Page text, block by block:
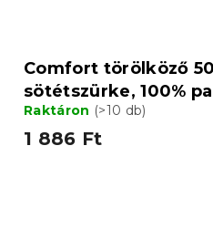
Comfort törölköző
sötétszürke, 100%
Raktáron (>10 db)
1 886 Ft